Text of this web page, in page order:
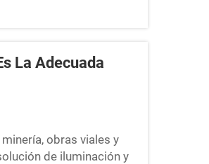
La Adecuada
obras viales y
de iluminación y